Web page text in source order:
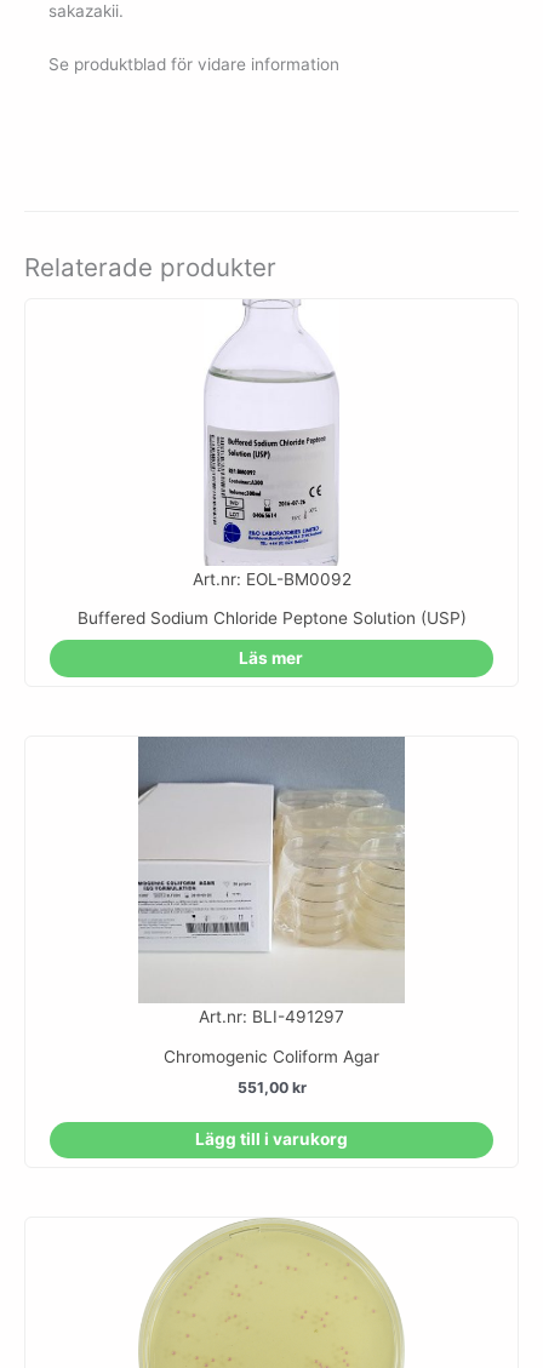
sakazakii.
Se produktblad för vidare information
Relaterade produkter
Art.nr: EOL-BM0092
Buffered Sodium Chloride Peptone Solution (USP)
Läs mer
Art.nr: BLI-491297
Chromogenic Coliform Agar
551,00 kr
Lägg till i varukorg